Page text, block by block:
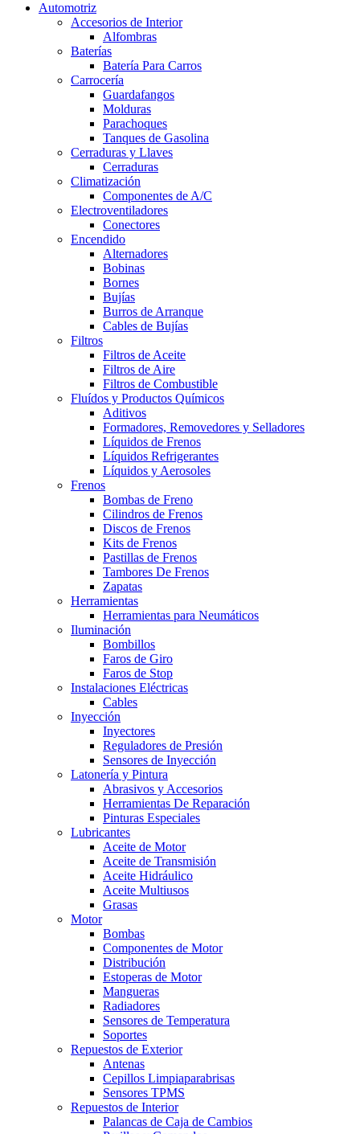
Automotriz
Accesorios de Interior
Alfombras
Baterías
Batería Para Carros
Carrocería
Guardafangos
Molduras
Parachoques
Tanques de Gasolina
Cerraduras y Llaves
Cerraduras
Climatización
Componentes de A/C
Electroventiladores
Conectores
Encendido
Alternadores
Bobinas
Bornes
Bujías
Burros de Arranque
Cables de Bujías
Filtros
Filtros de Aceite
Filtros de Aire
Filtros de Combustible
Fluídos y Productos Químicos
Aditivos
Formadores, Removedores y Selladores
Líquidos de Frenos
Líquidos Refrigerantes
Líquidos y Aerosoles
Frenos
Bombas de Freno
Cilindros de Frenos
Discos de Frenos
Kits de Frenos
Pastillas de Frenos
Tambores De Frenos
Zapatas
Herramientas
Herramientas para Neumáticos
Iluminación
Bombillos
Faros de Giro
Faros de Stop
Instalaciones Eléctricas
Cables
Inyección
Inyectores
Reguladores de Presión
Sensores de Inyección
Latonería y Pintura
Abrasivos y Accesorios
Herramientas De Reparación
Pinturas Especiales
Lubricantes
Aceite de Motor
Aceite de Transmisión
Aceite Hidráulico
Aceite Multiusos
Grasas
Motor
Bombas
Componentes de Motor
Distribución
Estoperas de Motor
Mangueras
Radiadores
Sensores de Temperatura
Soportes
Repuestos de Exterior
Antenas
Cepillos Limpiaparabrisas
Sensores TPMS
Repuestos de Interior
Palancas de Caja de Cambios